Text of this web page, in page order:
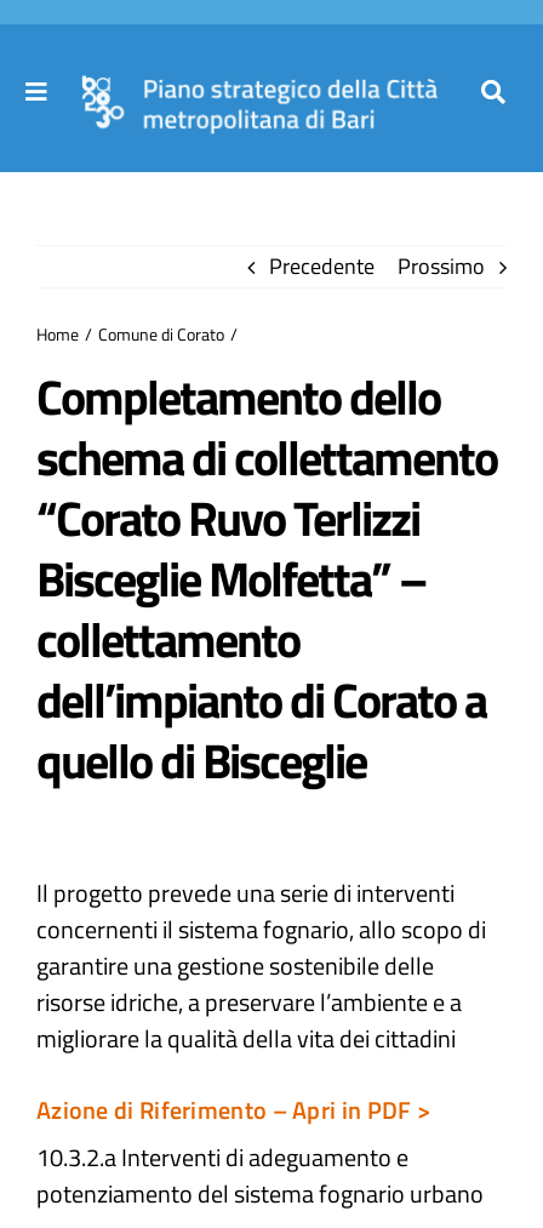
Salta
contenuto
Toggle
Partecipa
Comuni
Atti e Docunenti
Notizie
Progetti
Precedente Prossimo
Home Comune di Corato
Completamento dello
schema di collettamento
“Corato Ruvo Terlizzi
Bisceglie Molfetta” –
collettamento
dell’impianto di Corato a
quello di Bisceglie
Il progetto prevede una serie di interventi
concernenti il sistema fognario, allo scopo di
garantire una gestione sostenibile delle
risorse idriche, a preservare l’ambiente e a
migliorare la qualità della vita dei cittadini
Azione di Riferimento – Apri in PDF >
10.3.2.a Interventi di adeguamento e
potenziamento del sistema fognario urbano​